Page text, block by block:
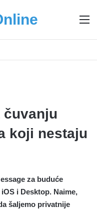
čuvanju
koji nestaju
za buduće
i Desktop. Naime,
šaljemo privatnije